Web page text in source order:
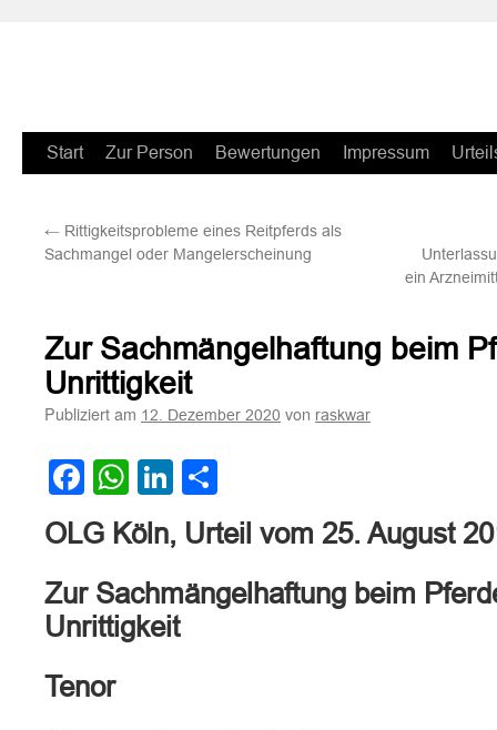
Zum
springen
Start Zur Person Bewertungen Impressum
← Rittigkeitsprobleme eines Reitpferds als
Sachmangel oder Mangelerscheinung
ein
Zur Sachmängelhaftung beim
Unrittigkeit
Publiziert am 12. Dezember 2020 von raskwar
Facebook
WhatsApp
LinkedIn
OLG Köln, Urteil vom 25. August
Zur Sachmängelhaftung beim
Unrittigkeit
Tenor